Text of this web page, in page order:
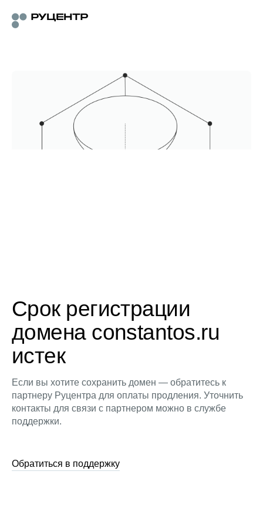
Срок регистрации
домена constantos.ru
истек
Если вы хотите сохранить домен — обратитесь к
партнеру Руцентра для оплаты продления. Уточнить
контакты для связи с партнером можно в службе
поддержки.
Обратиться в поддержку